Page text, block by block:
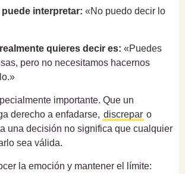
interpretar: «No puedo decir lo
quieres decir es: «Puedes
pero no necesitamos hacernos
importante. Que un
derecho a enfadarse, discrepar o
una decisión no significa que cualquier
sea válida.
la emoción y mantener el límite: